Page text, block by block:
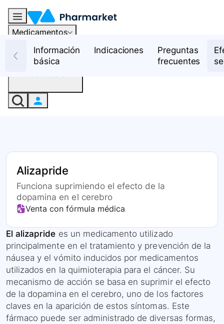
Medicamentos
RecursosInformación
básica
Indicaciones
Preguntas
frecuentes
Alizapride
Funciona suprimiendo el efecto de la
dopamina en el cerebro
Venta con fórmula médica
El alizapride es un medicamento utilizado
principalmente en el tratamiento y prevención de la
náusea y el vómito inducidos por medicamentos
utilizados en la quimioterapia para el cáncer. Su
mecanismo de acción se basa en suprimir el efecto
de la dopamina en el cerebro, uno de los factores
claves en la aparición de estos síntomas. Este
fármaco puede ser administrado de diversas formas,